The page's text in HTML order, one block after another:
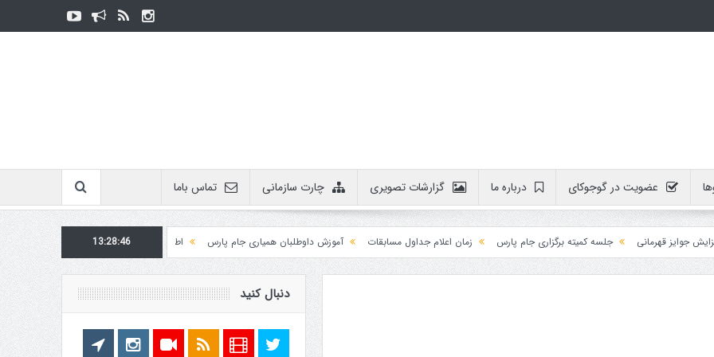
عضویت در گوجوکای درباره ما گزارشات تصویری چارت سازمانی تماس باما
قهرمانی جلسه کمیته برگزاری جام پارس زمان اعلام جداول مسابقات آموزش داوطلبان همیاری جام پارس
اطلاعیه روابط عمومی در مورد برگزاری مسابقات
13:28:46
دنبال کنید